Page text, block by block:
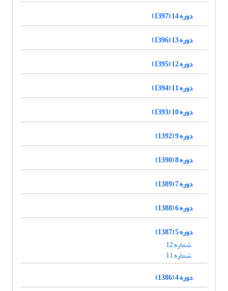
دوره 14 (1397)
دوره 13 (1396)
دوره 12 (1395)
دوره 11 (1394)
دوره 10 (1393)
دوره 9 (1392)
دوره 8 (1390)
دوره 7 (1389)
دوره 6 (1388)
دوره 5 (1387)
شماره 12
شماره 11
دوره 4 (1386)